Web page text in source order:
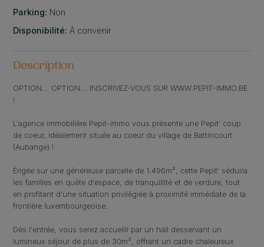
Parking: Non
Disponibilité: À convenir
Description
OPTION... OPTION... INSCRIVEZ-VOUS SUR WWW.PEPIT-IMMO.BE
!
L'agence immobilière Pepit-immo vous présente une Pepit' coup
de coeur, idéalement située au coeur du village de Battincourt
(Aubange) !
Érigée sur une généreuse parcelle de 1.496m², cette Pepit' séduira
les familles en quête d'espace, de tranquillité et de verdure, tout
en profitant d'une situation privilégiée à proximité immédiate de la
frontière luxembourgeoise.
Dès l'entrée, vous serez accueilli par un hall desservant un
lumineux séjour de plus de 30m², offrant un cadre chaleureux